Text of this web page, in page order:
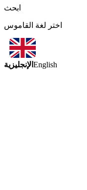
ابحث
اختر لغة القاموس
الإنجليزية English